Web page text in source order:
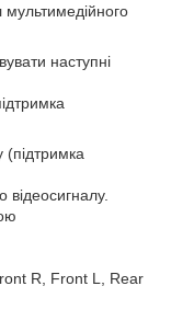
наступні
R, Front L, Rear